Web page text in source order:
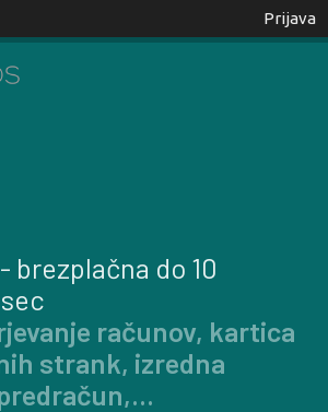
Prijava
brezplačna do 10
računov, kartica
strank, izredna